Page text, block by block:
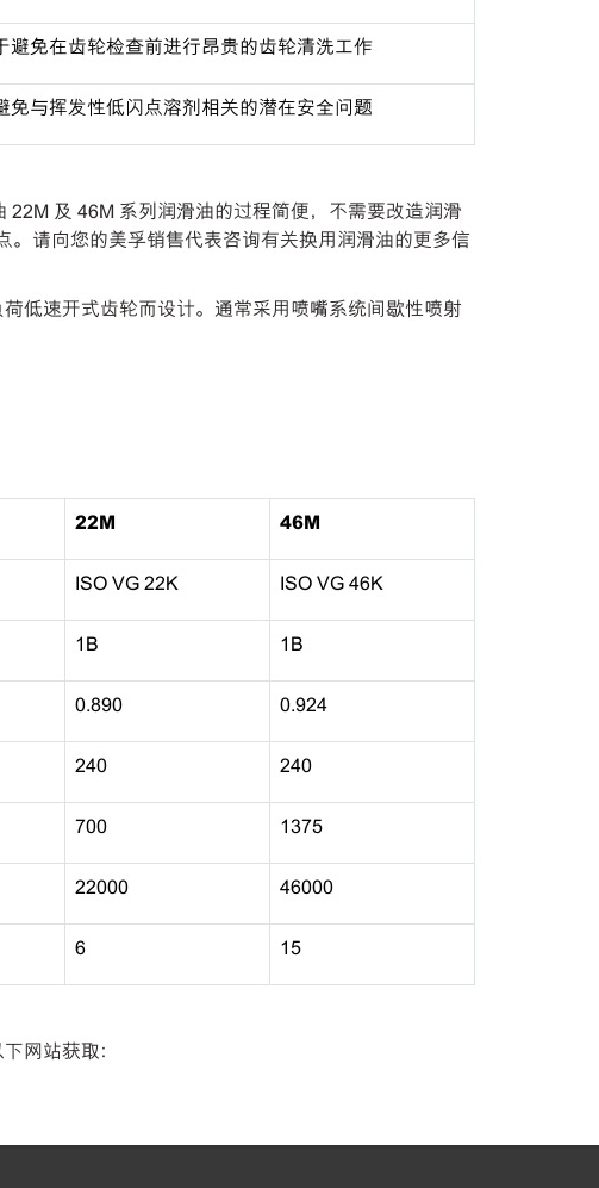
避免在齿轮检查前进行昂贵的齿轮清洗工作
免与挥发性低闪点溶剂相关的潜在安全问题
及 46M 系列润滑油的过程简便，不需要改造润滑
请向您的美孚销售代表咨询有关换用润滑油的更多信
低速开式齿轮而设计。通常采用喷嘴系统间歇性喷射
22M 46M
ISO VG 22K ISO VG 46K
1B 1B
0.890 0.924
240 240
700 1375
22000 46000
6 15
网站获取：